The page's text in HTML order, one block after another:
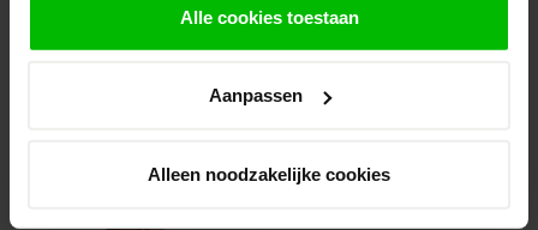
Alle cookies toestaan
Aanpassen
Alleen noodzakelijke cookies
Recent bekeken